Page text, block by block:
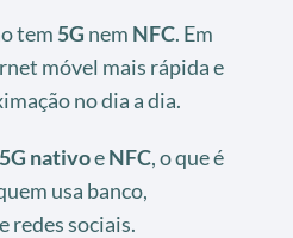
tem 5G nem NFC. Em
móvel mais rápida e
no dia a dia.
5G nativoeNFC, o que é
usa banco,
redes sociais.